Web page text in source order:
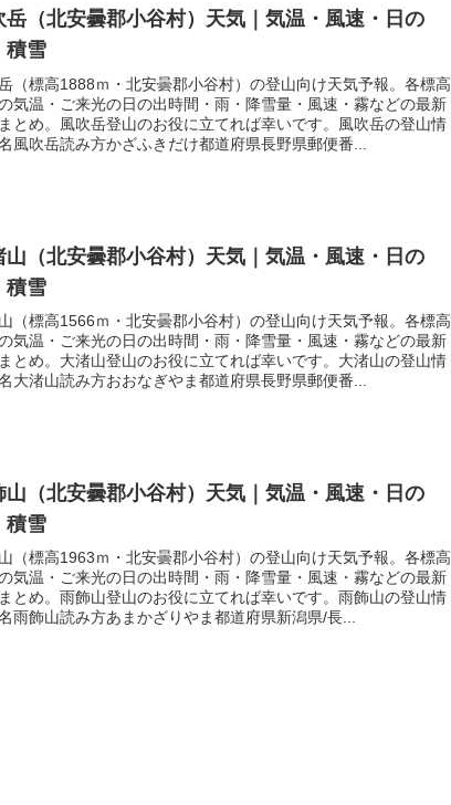
岳（北安曇郡小谷村）天気｜気温・風速・日の
積雪
（標高1888ｍ・北安曇郡小谷村）の登山向け天気予報。各標高
気温・ご来光の日の出時間・雨・降雪量・風速・霧などの最新
とめ。風吹岳登山のお役に立てれば幸いです。風吹岳の登山情
風吹岳読み方かざふきだけ都道府県長野県郵便番...
山（北安曇郡小谷村）天気｜気温・風速・日の
積雪
（標高1566ｍ・北安曇郡小谷村）の登山向け天気予報。各標高
気温・ご来光の日の出時間・雨・降雪量・風速・霧などの最新
とめ。大渚山登山のお役に立てれば幸いです。大渚山の登山情
大渚山読み方おおなぎやま都道府県長野県郵便番...
山（北安曇郡小谷村）天気｜気温・風速・日の
積雪
（標高1963ｍ・北安曇郡小谷村）の登山向け天気予報。各標高
気温・ご来光の日の出時間・雨・降雪量・風速・霧などの最新
とめ。雨飾山登山のお役に立てれば幸いです。雨飾山の登山情
雨飾山読み方あまかざりやま都道府県新潟県/長...